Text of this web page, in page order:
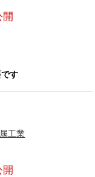
す
工業